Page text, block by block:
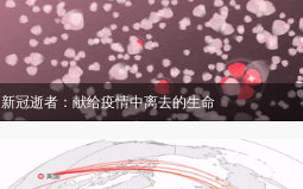
新冠逝者：献给疫情中离去的生命